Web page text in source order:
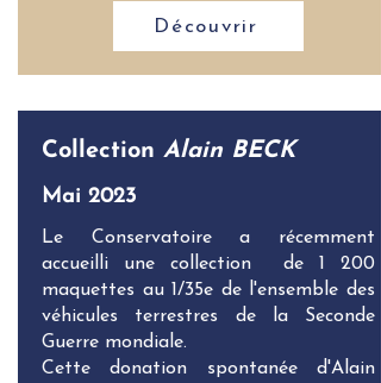
Découvrir
Collection Alain BECK
Mai 2023
Le Conservatoire a récemment
accueilli une collection de 1 200
maquettes au 1/35e de l'ensemble des
véhicules terrestres de la Seconde
Guerre mondiale.
Cette donation spontanée d'Alain